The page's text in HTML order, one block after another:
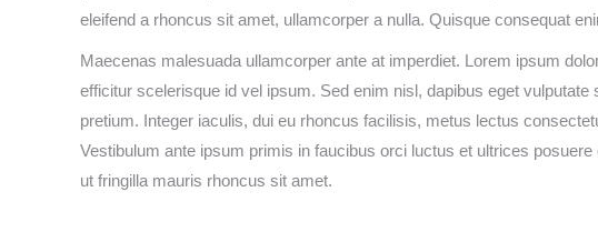
eleifend a rhoncus sit amet, ullamcorper a nulla. Quisque consequat
Maecenas malesuada ullamcorper ante at imperdiet. Lorem ipsum
efficitur scelerisque id vel ipsum. Sed enim nisl, dapibus eget
pretium. Integer iaculis, dui eu rhoncus facilisis, metus lectus
Vestibulum ante ipsum primis in faucibus orci luctus et ultrices
ut fringilla mauris rhoncus sit amet.